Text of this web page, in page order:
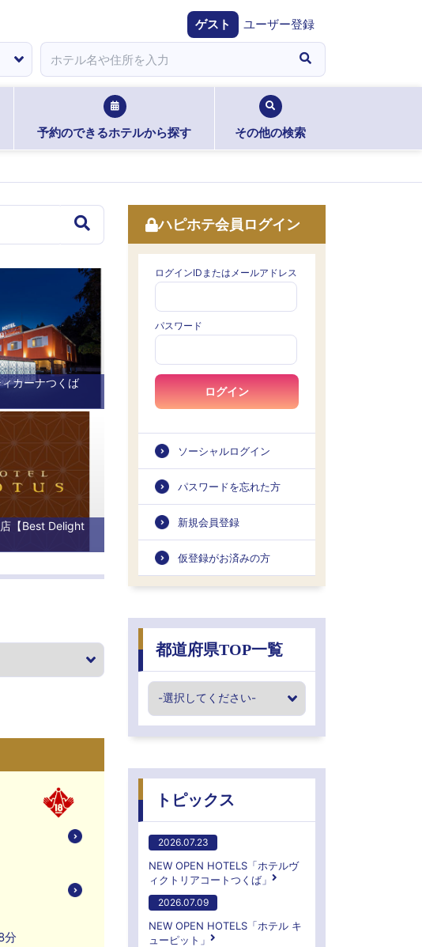
ゲスト ユーザー登録
予約のできるホテルから探す その他の検索
カーナつくば
【Best Delight
分
ハピホテ会員ログイン
ログインIDまたはメールアドレス
パスワード
ログイン
ソーシャルログイン
パスワードを忘れた方
新規会員登録
仮登録がお済みの方
都道府県TOP一覧
トピックス
2026.07.23
NEW OPEN HOTELS「ホテルヴ
ィクトリアコートつくば」
2026.07.09
NEW OPEN HOTELS「ホテル キ
ューピット」